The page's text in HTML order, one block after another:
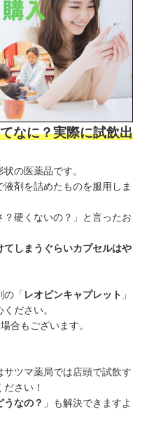
なに？実際に試飲出
の医薬品です。
剤を詰めたものを服用しま
？硬くないの？」と言ったお
しまうぐらいカプセルはや
の「 レオピンキャプレット 」
ださい。
合もございます。
サツマ薬局では店頭で試飲す
さい！
うなの？ 」も解決できますよ